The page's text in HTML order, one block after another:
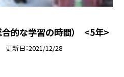
合的な学習の時間） <5年>
更新日 2021/12/28